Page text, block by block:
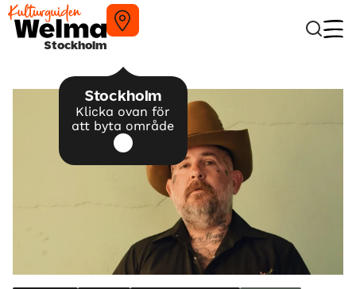
Stockholm
Stockholm
Klicka ovan för
att byta område